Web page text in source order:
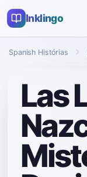
Inklingo
Spanish Histórias
Las